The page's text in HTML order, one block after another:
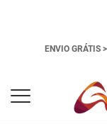
ENVIO GRÁTIS